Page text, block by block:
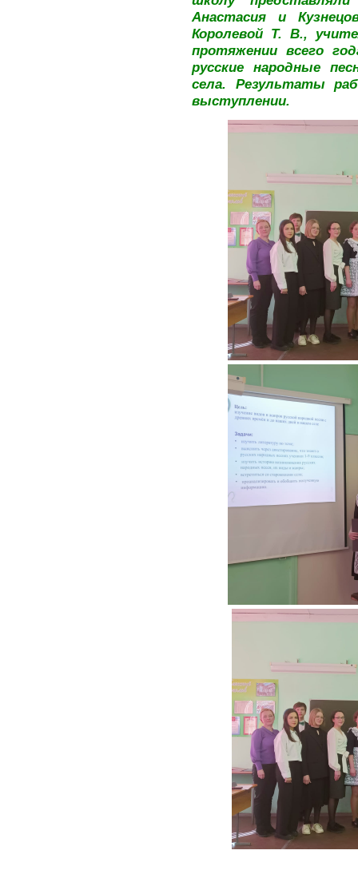
Анастасия и
Королевой Т. В.,
протяжении всего
русские народные
села. Результаты
выступлении.